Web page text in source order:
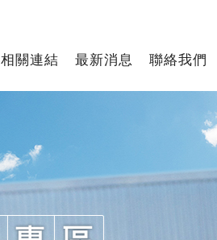
相關連結 最新消息 聯絡我們